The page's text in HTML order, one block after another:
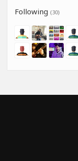
Following (30)